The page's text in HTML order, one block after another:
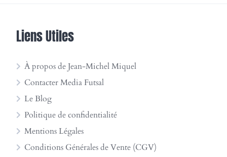
Liens Utiles
À propos de Jean-Michel Miquel
Contacter Media Futsal
Le Blog
Politique de confidentialité
Mentions Légales
Conditions Générales de Vente (CGV)